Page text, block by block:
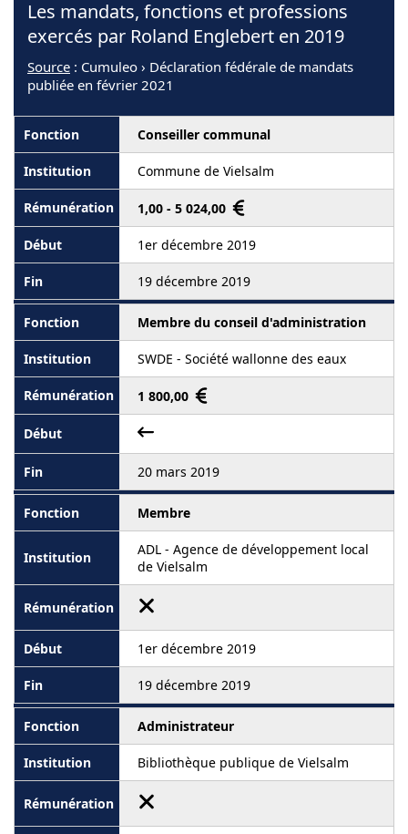
Les mandats, fonctions et professions
exercés par Roland Englebert en 2019
Source : Cumuleo › Déclaration fédérale de mandats
publiée en février 2021
Conseiller communal
Commune de Vielsalm
1,00 - 5 024,00
1er décembre 2019
19 décembre 2019
Membre du conseil d'administration
SWDE - Société wallonne des eaux
1 800,00
20 mars 2019
Membre
ADL - Agence de développement local
de Vielsalm
1er décembre 2019
19 décembre 2019
Administrateur
Bibliothèque publique de Vielsalm